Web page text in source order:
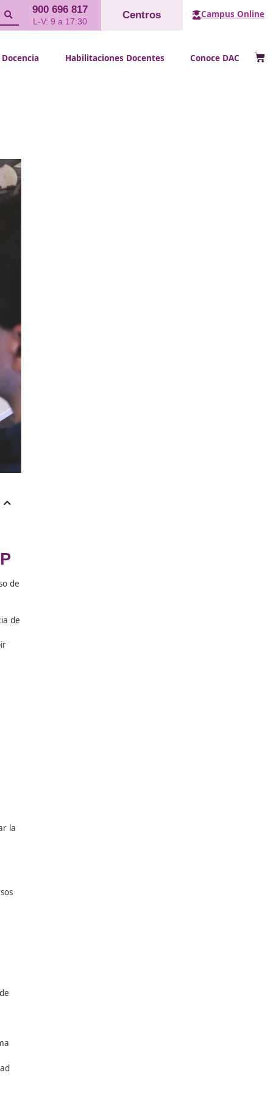
900 696 817
CAP
CAP
en el proceso de
la experiencia de
acciones y recibir
y
reutilización en
a diferentes
en repositorios
de desarrollo y
así a mejorar la
plataformas de cursos